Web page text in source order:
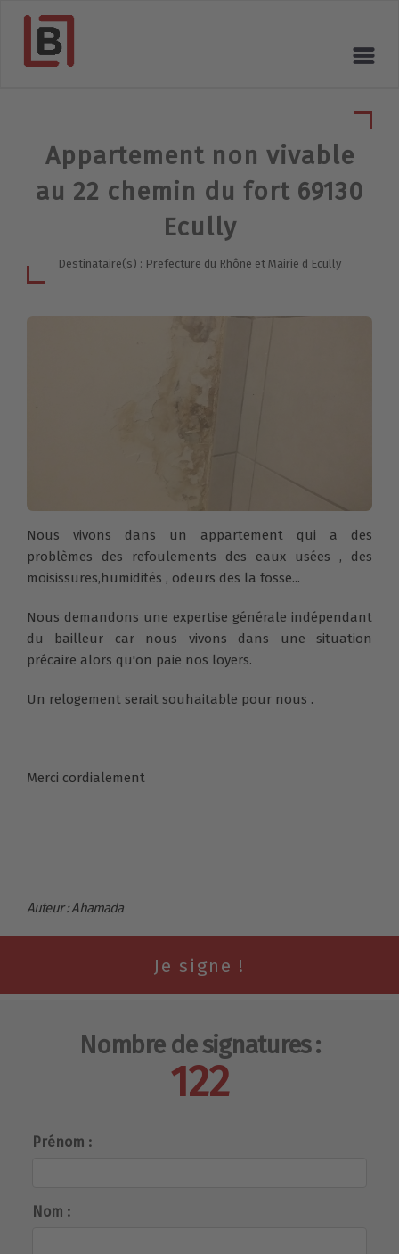
Appartement non vivable
au 22 chemin du fort 69130
Ecully
Destinataire(s) : Prefecture du Rhône et Mairie d Ecully
Nous vivons dans un appartement qui a des
problèmes des refoulements des eaux usées , des
moisissures,humidités , odeurs des la fosse...
Nous demandons une expertise générale indépendant
du bailleur car nous vivons dans une situation
précaire alors qu'on paie nos loyers.
Un relogement serait souhaitable pour nous .
Merci cordialement
Auteur : Ahamada
Nombre de signatures :
122
Prénom :
Nom :